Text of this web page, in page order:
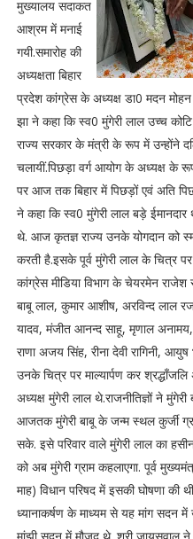
मुख्यालय सदाकत
आश्रम में मनाई
गयी.समारोह की
अध्यक्षता बिहार
प्रदेश कांग्रेस के अध्यक्ष डा0 मदन
झा ने कहा कि स्व0 मुंगेरी लाल उच्च
राज्य सरकार के मंत्री के रूप में उन्होंने
चलायीं.पिछड़ा वर्ग आयोग के अध्यक्ष के
पर आज तक बिहार में पिछड़ों एवं अति
ने कहा कि स्व0 मुंगेरी लाल बड़े
थे. आज कृतज्ञ राज्य उनके योगदान को
करती है.इसके पूर्व मुंगेरी लाल के चित्र
कांग्रेस मीडिया विभाग के चेयरमेन राजेश
बाबू लाल, कुमार आशीष, अरविन्द लाल
यादव, मंजीत आनन्द साहू, मृणाल
राणा अजय सिंह, रीना देवी रागिनी,
उनके चित्र पर माल्यार्पण कर
अध्यक्ष मुंगेरी लाल थे.राजनीतिज्ञों ने
आजतक मुंगेरी बाबू के जन्म स्थल कुर्जी
सके. इसे परिवार वाले मुंगेरी लाल का
को अब मुंगेरी ग्राम कहलाएगा. पूर्व
माह) विधान परिषद में इसकी घोषणा की
ध्यानाकर्षण के माध्यम से यह मांग सदन में